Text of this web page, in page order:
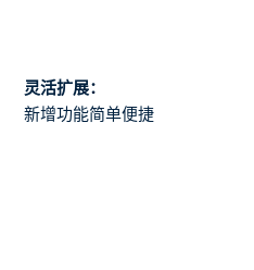
灵活扩展：
新增功能简单便捷